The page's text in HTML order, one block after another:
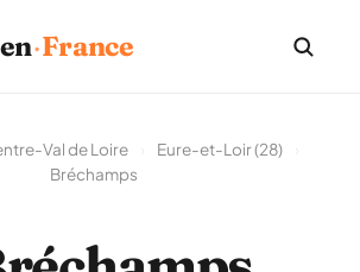
en·France
Val de Loire Eure-et-Loir (28)
Bréchamps